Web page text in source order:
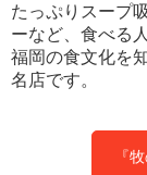
たっぷりスープ
ーなど、食べる
福岡の食文化を
名店です。
『